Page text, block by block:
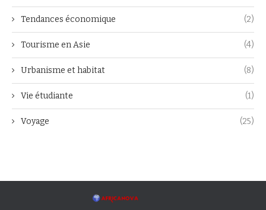
Tendances économique (2)
Tourisme en Asie (4)
Urbanisme et habitat (8)
Vie étudiante (1)
Voyage (25)